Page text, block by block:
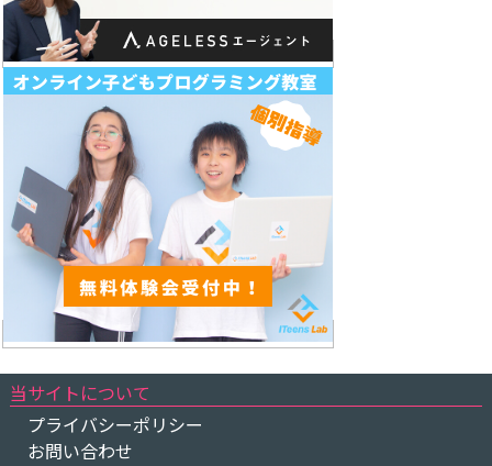
当サイトについて
プライバシーポリシー
お問い合わせ